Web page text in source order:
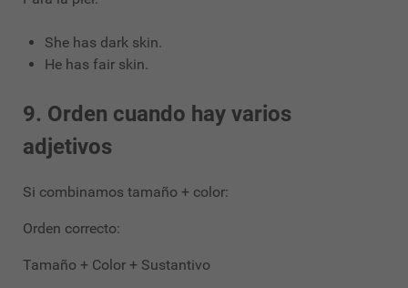
She has dark skin.
He has fair skin.
9. Orden cuando hay varios
adjetivos
Si combinamos tamaño + color:
Orden correcto:
Tamaño + Color + Sustantivo